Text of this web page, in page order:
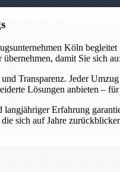
Köln
damit Sie sich
Transparenz. Jeder
Lösungen anbieten –
Erfahrung
sich auf Jahre